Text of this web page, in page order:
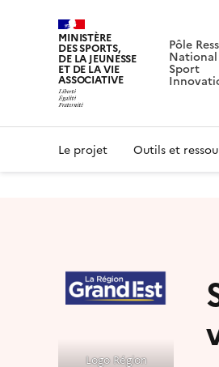
MINISTÈRE
DES SPORTS,
DE LA JEUNESSE
ET DE LA VIE
ASSOCIATIVE
Pôle
National
Sport
Le projet Outils et
Logo Région